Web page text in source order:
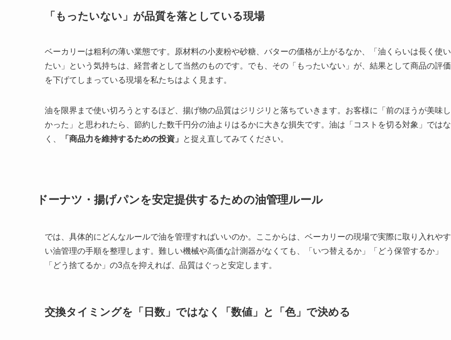
「もったいない」が品質を落としている現場
ベーカリーは粗利の薄い業態です。原材料の小麦粉や砂糖、バターの価格が上がるなか、「油くらいは長く使い
たい」という気持ちは、経営者として当然のものです。でも、その「もったいない」が、結果として商品の評価
を下げてしまっている現場を私たちはよく見ます。
油を限界まで使い切ろうとするほど、揚げ物の品質はジリジリと落ちていきます。お客様に「前のほうが美味し
かった」と思われたら、節約した数千円分の油よりはるかに大きな損失です。油は「コストを切る対象」ではな
く、
「商品力を維持するための投資」 と捉え直してみてください。
ドーナツ・揚げパンを安定提供するための油管理ルール
では、具体的にどんなルールで油を管理すればいいのか。ここからは、ベーカリーの現場で実際に取り入れやす
い油管理の手順を整理します。難しい機械や高価な計測器がなくても、「いつ替えるか」「どう保管するか」
「どう捨てるか」の3点を抑えれば、品質はぐっと安定します。
交換タイミングを「日数」ではなく「数値」と「色」で決める